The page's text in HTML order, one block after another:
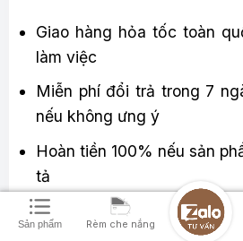
Giao hàng hỏa tốc toàn
làm việc
Miễn phí đổi trả trong 7
nếu không ưng ý
Hoàn tiền 100% nếu sản
tả
Freeship cho đơn từ 2 sản
Sản phẩm Rèm che nắng